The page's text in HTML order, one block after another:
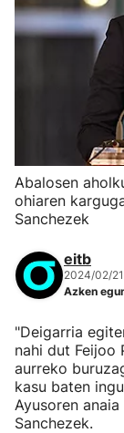
Abalosen
ohiaren
Sanchezek
eitb
2024/02/
Azken
"Deigarria
nahi dut Feijoo
aurreko
kasu baten
Ayusoren
Sanchezek.